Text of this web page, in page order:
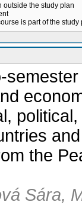
outside the study plan
is part of the study
the
Sára,